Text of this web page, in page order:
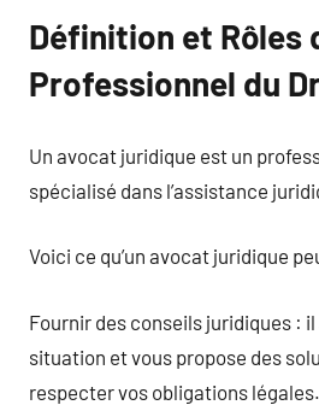
Définition et Rôles
Professionnel du
Un avocat juridique est un
spécialisé dans l’assistance
Voici ce qu’un avocat juridique
Fournir des conseils juridiques :
situation et vous propose des
respecter vos obligations légales.